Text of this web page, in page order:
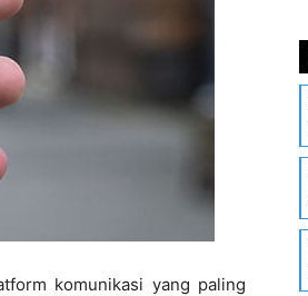
komunikasi yang paling